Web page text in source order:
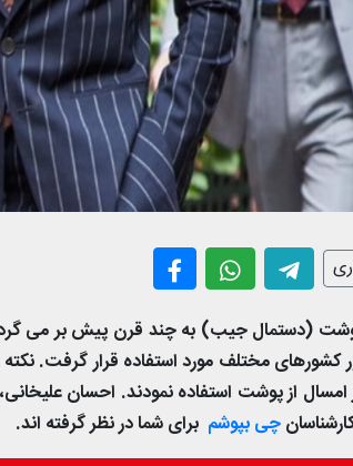
(دستمال جیب) به چند قرن پیش بر می
کشورهای مختلف مورد استفاده قرار گرفت.
امسال از پوشت استفاده نمودند. احسان
چی بپوشم برای شما در نظر گرفته اند.